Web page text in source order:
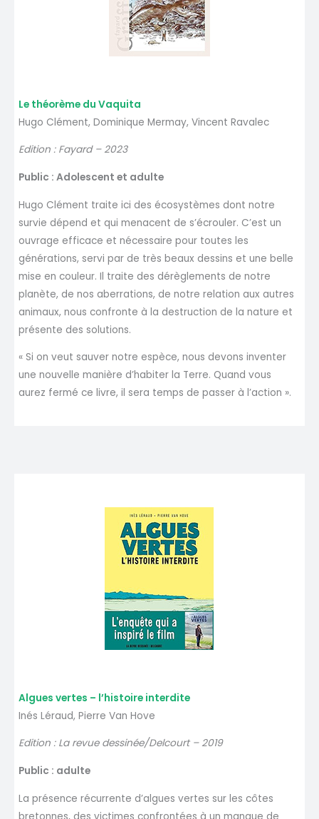
Le théorème du Vaquita
Hugo Clément, Dominique Mermay, Vincent Ravalec
Edition : Fayard – 2023
Public : Adolescent et adulte
Hugo Clément traite ici des écosystèmes dont notre
survie dépend et qui menacent de s’écrouler. C’est un
ouvrage efficace et nécessaire pour toutes les
générations, servi par de très beaux dessins et une belle
mise en couleur. Il traite des dérèglements de notre
planète, de nos aberrations, de notre relation aux autres
animaux, nous confronte à la destruction de la nature et
présente des solutions.
« Si on veut sauver notre espèce, nous devons inventer
une nouvelle manière d’habiter la Terre. Quand vous
aurez fermé ce livre, il sera temps de passer à l’action ».
Algues vertes – l’histoire interdite
Inés Léraud, Pierre Van Hove
Edition : La revue dessinée/Delcourt – 2019
Public : adulte
La présence récurrente d’algues vertes sur les côtes
bretonnes, des victimes confrontées à un manque de